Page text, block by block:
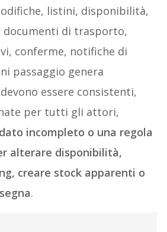
listini, disponibilità,
documenti di trasporto,
conferme, notifiche di
passaggio genera
essere consistenti,
per tutti gli attori,
incompleto o una regola
alterare disponibilità,
creare stock apparenti o
.